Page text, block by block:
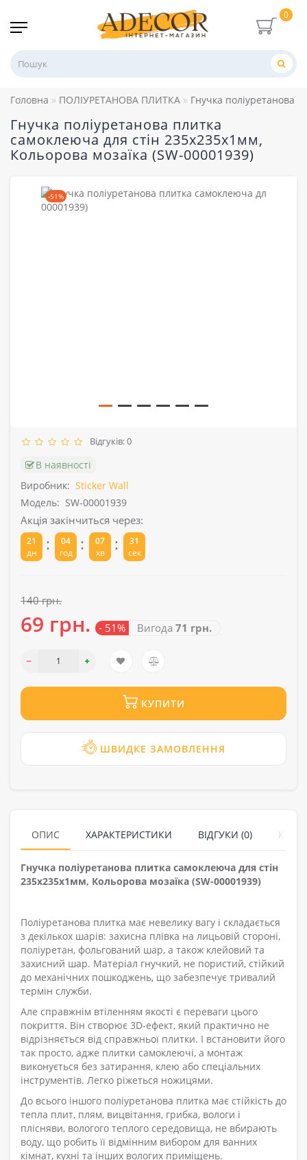
0
Головна ПОЛІУРЕТАНОВА ПЛИТКА Гнучка поліуретанова
Гнучка поліуретанова плитка
самоклеюча для стін 235х235х1мм,
Кольорова мозаїка (SW-00001939)
-51%
Відгуків: 0
В наявності
Виробник: Sticker Wall
Модель: SW-00001939
Акція закінчиться через:
21
дн
:
04
год
:
07
хв
:
31
сек
140 грн.
69 грн. - 51% Вигода 71 грн.
КУПИТИ
ШВИДКЕ ЗАМОВЛЕННЯ
ОПИС ХАРАКТЕРИСТИКИ ВІДГУКИ (0)
Гнучка поліуретанова плитка самоклеюча для стін
235х235х1мм, Кольорова мозаїка (SW-00001939)
Поліуретанова плитка має невелику вагу і складається
з декількох шарів: захисна плівка на лицьовій стороні,
поліуретан, фольгований шар, а також клейовий та
захисний шар. Матеріал гнучкий, не пористий, стійкий
до механічних пошкоджень, що забезпечує тривалий
термін служби.
Але справжнім втіленням якості є переваги цього
покриття. Він створює 3D-ефект, який практично не
відрізняється від справжньої плитки. І встановити його
так просто, адже плитки самоклеючі, а монтаж
виконується без затирання, клею або спеціальних
інструментів. Легко ріжеться ножицями.
До всього іншого поліуретанова плитка має стійкість до
тепла плит, плям, вицвітання, грибка, вологи і
плісняви, вологого теплого середовища, не вбирають
воду, що робить її відмінним вибором для ванних
кімнат, кухні та інших вологих приміщень.